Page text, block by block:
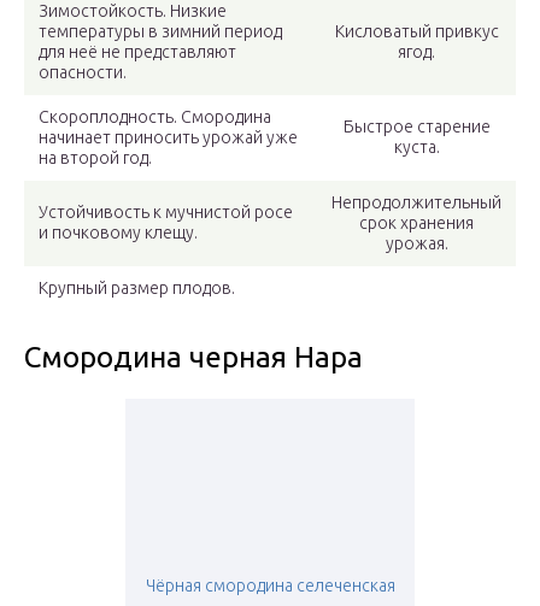
Зимостойкость. Низкие
температуры в зимний период
для неё не представляют
опасности.
Кисловатый привкус
ягод.
Скороплодность. Смородина
начинает приносить урожай уже
на второй год.
Быстрое старение
куста.
Устойчивость к мучнистой росе
и почковому клещу.
Непродолжительный
срок хранения
урожая.
Крупный размер плодов.
Смородина черная Нара
Чёрная смородина селеченская